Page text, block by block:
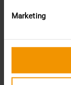
Marketing